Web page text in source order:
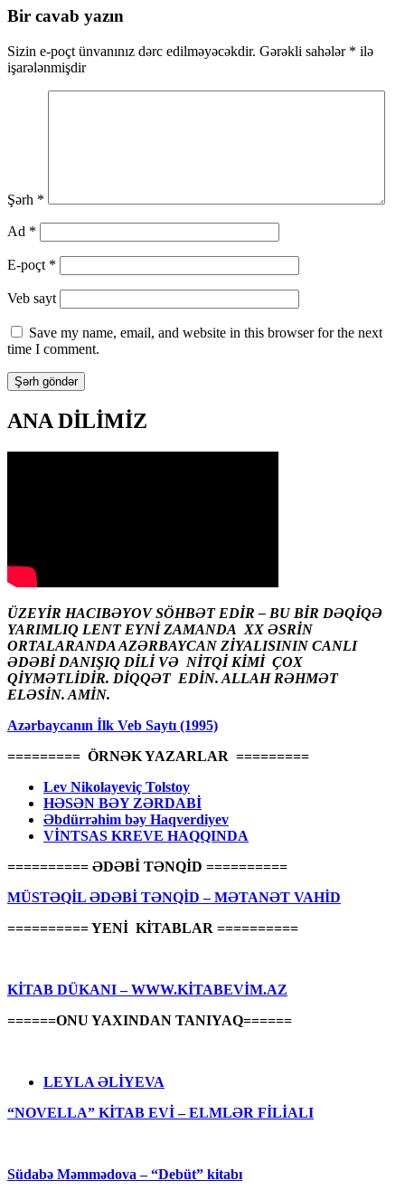
naviqasiya
Bir cavab yazın
Sizin e-poçt ünvanınız dərc edilməyəcəkdir. Gərəkli sahələr * ilə
işarələnmişdir
Şərh *
Ad *
E-poçt *
Veb sayt
Save my name, email, and website in this browser for the next
time I comment.
ANA DİLİMİZ
ÜZEYİR HACIBƏYOV SÖHBƏT EDİR – BU BİR DƏQİQƏ
YARIMLIQ LENT EYNİ ZAMANDA XX ƏSRİN
ORTALARANDA AZƏRBAYCAN ZİYALISININ CANLI
ƏDƏBİ DANIŞIQ DİLİ VƏ NİTQİ KİMİ ÇOX
QİYMƏTLİDİR. DİQQƏT EDİN. ALLAH RƏHMƏT
ELƏSİN. AMİN.
Azərbaycanın İlk Veb Saytı (1995)
========= ÖRNƏK YAZARLAR =========
Lev Nikolayeviç Tolstoy
HƏSƏN BƏY ZƏRDABİ
Əbdürrəhim bəy Haqverdiyev
VİNTSAS KREVE HAQQINDA
========== ƏDƏBİ TƏNQİD ==========
MÜSTƏQİL ƏDƏBİ TƏNQİD – MƏTANƏT VAHİD
========== YENİ KİTABLAR ==========
KİTAB DÜKANI – WWW.KİTABEVİM.AZ
======ONU YAXINDAN TANIYAQ======
LEYLA ƏLİYEVA
“NOVELLA” KİTAB EVİ – ELMLƏR FİLİALI
Südabə Məmmədova – “Debüt” kitabı